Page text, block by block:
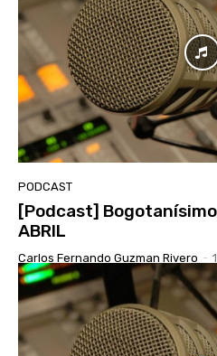
PODCAST
[Podcast]
ABRIL
Carlos Fernando Guzman Rivero -